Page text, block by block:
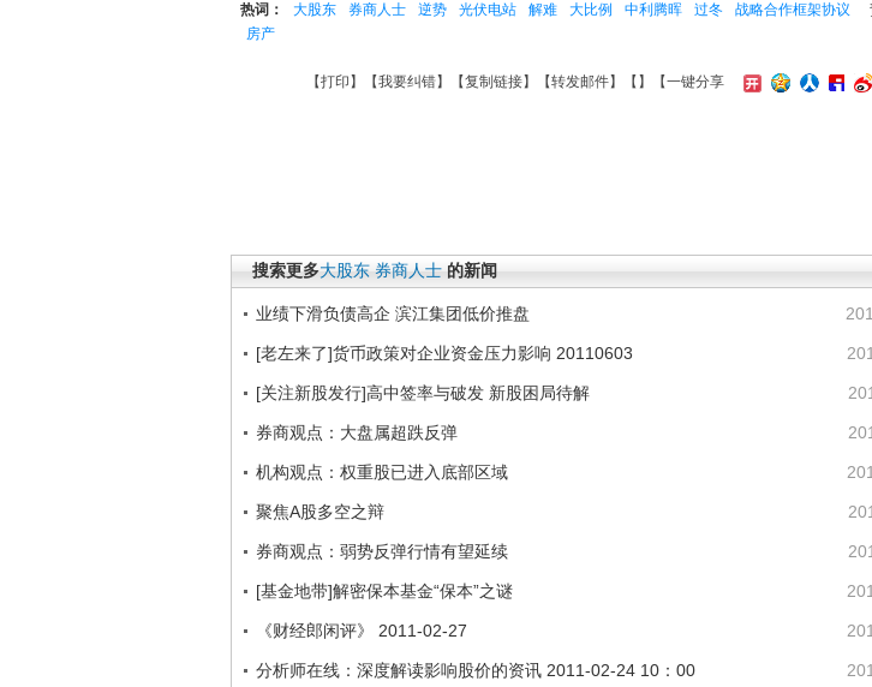
热词： 大股东 券商人士 逆势 光伏电站 解难 大比例 中利腾晖 过冬
战略合作框架协议
房产
【打印 】【我要纠错】【复制链接】【转发邮件】【 】 【一键分享
搜索更多大股东 券商人士 的新闻
业绩下滑负债高企 滨江集团低价推盘
[老左来了]货币政策对企业资金压力影响 20110603
[关注新股发行]高中签率与破发 新股困局待解
券商观点：大盘属超跌反弹
机构观点：权重股已进入底部区域
聚焦A股多空之辩
券商观点：弱势反弹行情有望延续
[基金地带]解密保本基金“保本”之谜
《财经郎闲评》 2011-02-27
分析师在线：深度解读影响股价的资讯 2011-02-24 10：00